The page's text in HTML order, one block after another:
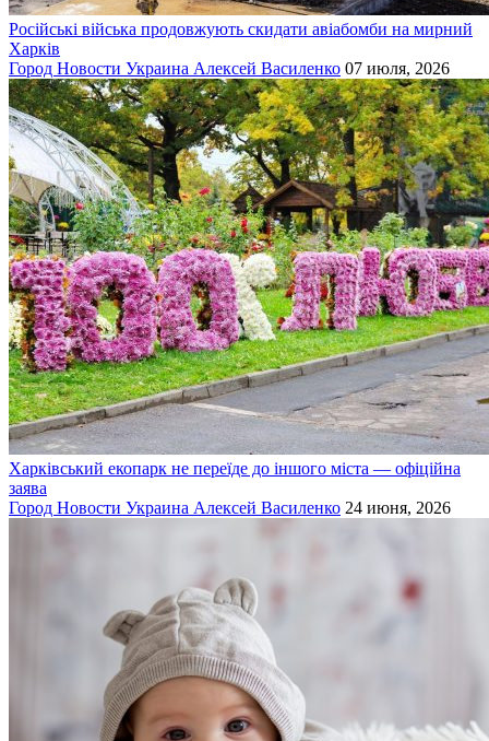
Російські війська продовжують скидати авіабомби на мирний
Харків
Город Новости Украина Алексей Василенко 07 июля, 2026
Харківський екопарк не переїде до іншого міста — офіційна
заява
Город Новости Украина Алексей Василенко 24 июня, 2026